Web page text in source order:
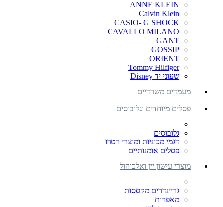
ANNE KLEIN
Calvin Klein
CASIO- G SHOCK
CAVALLO MILANO
GANT
GOSSIP
ORIENT
Tommy Hilfiger
שעוני יד Disney
מעמדים משרדיים
פסלים מיוחדים וגלובוסים
גלובוסים
דגמי מכוניות ומוצרי רטרו
פסלים אומנותיים
מוצרי עישון יין ואלכוהול
גריינדרים מקססות
מאפרות